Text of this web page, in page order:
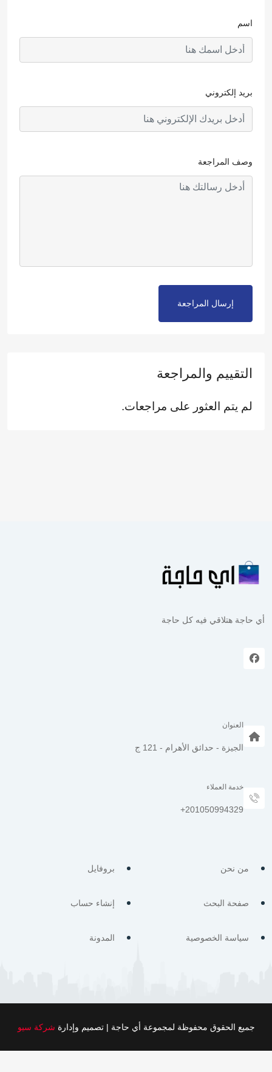
اسم
بريد إلكتروني
وصف المراجعة
إرسال المراجعة
التقييم والمراجعة
لم يتم العثور على مراجعات.
أي حاجة هتلاقي فيه كل حاجة
العنوان
الجيزة - حدائق الأهرام - 121 ج
خدمة العملاء
من نحن
صفحة البحث
سياسة الخصوصية
بروفايل
إنشاء حساب
المدونة
جميع الحقوق محفوظة لمجموعة أي حاجة | تصميم وإدارة شركة سيو